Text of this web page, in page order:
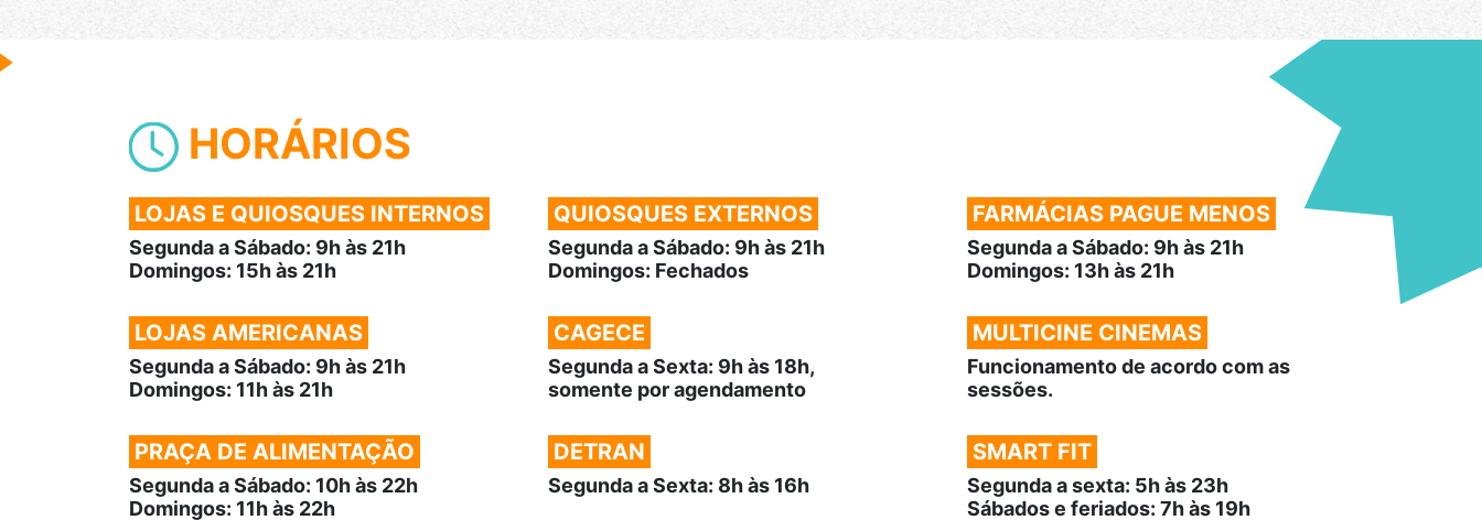
HORÁRIOS
LOJAS E QUIOSQUES INTERNOS
Segunda a Sábado: 9h às 21h
Domingos: 15h às 21h
LOJAS AMERICANAS
Segunda a Sábado: 9h às 21h
Domingos: 11h às 21h
PRAÇA DE ALIMENTAÇÃO
Segunda a Sábado: 10h às 22h
Domingos: 11h às 22h
QUIOSQUES EXTERNOS
Segunda a Sábado: 9h às 21h
Domingos: Fechados
CAGECE
Segunda a Sexta: 9h às 18h,
somente por agendamento
DETRAN
Segunda a Sexta: 8h às 16h
FARMÁCIAS PAGUE MENOS
Segunda a Sábado: 9h às 21h
Domingos: 13h às 21h
MULTICINE CINEMAS
Funcionamento de acordo com as
sessões.
SMART FIT
Segunda a sexta: 5h às 23h
Sábados e feriados: 7h às 19h